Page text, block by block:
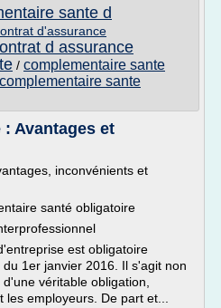
sante d
d'assurance
d assurance
/ complementaire sante
complementaire sante
Avantages et
inconvénients et
santé obligatoire
est obligatoire
1er janvier 2016. Il s'agit non
véritable obligation,
employeurs. De part et...